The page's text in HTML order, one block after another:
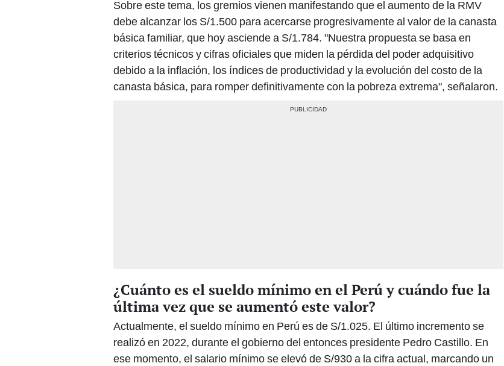
Sobre este tema, los gremios vienen manifestando que el aumento de la RMV
debe alcanzar los S/1.500 para acercarse progresivamente al valor de la canasta
básica familiar, que hoy asciende a S/1.784. "Nuestra propuesta se basa en
criterios técnicos y cifras oficiales que miden la pérdida del poder adquisitivo
debido a la inflación, los índices de productividad y la evolución del costo de la
canasta básica, para romper definitivamente con la pobreza extrema", señalaron.
¿Cuánto es el sueldo mínimo en el Perú y cuándo fue la
última vez que se aumentó este valor?
Actualmente, el sueldo mínimo en Perú es de S/1.025. El último incremento se
realizó en 2022, durante el gobierno del entonces presidente Pedro Castillo. En
ese momento, el salario mínimo se elevó de S/930 a la cifra actual, marcando un